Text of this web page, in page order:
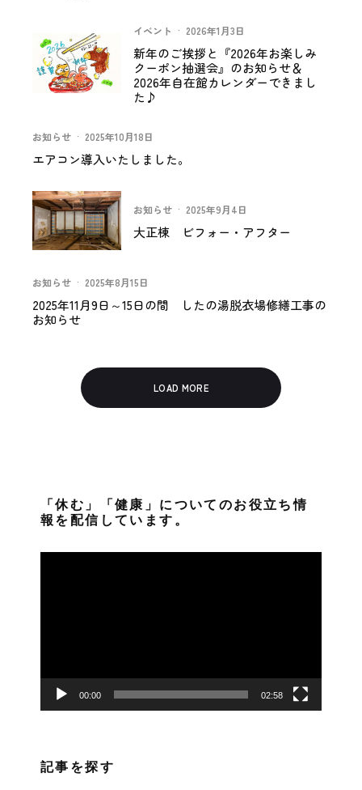
イベント · 2026年1月3日
新年のご挨拶と『2026年お楽しみ
クーポン抽選会』のお知らせ＆
2026年自在館カレンダーできまし
た♪
お知らせ · 2025年10月18日
エアコン導入いたしました。
お知らせ · 2025年9月4日
大正棟 ビフォー・アフター
お知らせ · 2025年8月15日
2025年11月9日～15日の間 したの湯脱衣場修繕工事の
お知らせ
LOAD MORE
「休む」「健康」についてのお役立ち情
報を配信しています。
ー
00:00 02:58
記事を探す